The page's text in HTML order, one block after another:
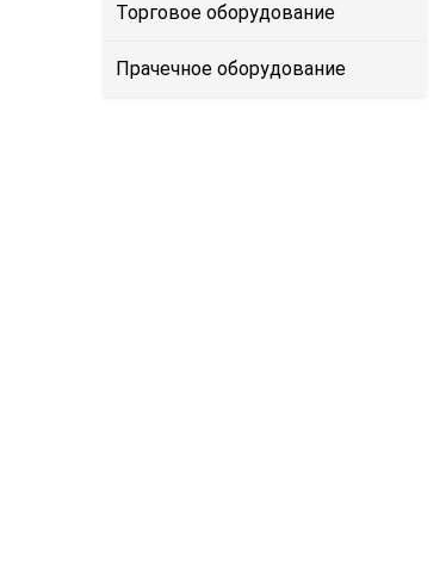
Торговое оборудование
Прачечное оборудование